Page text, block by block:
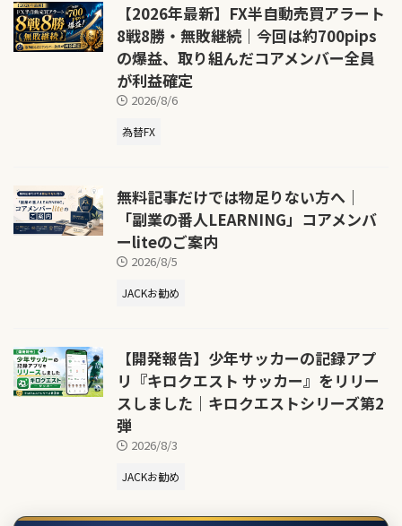
【2026年最新】FX半自動売買アラート
8戦8勝・無敗継続｜今回は約700pips
の爆益、取り組んだコアメンバー全員
が利益確定
2026/8/6
為替FX
無料記事だけでは物足りない方へ｜
「副業の番人LEARNING」コアメンバ
ーliteのご案内
2026/8/5
JACKお勧め
【開発報告】少年サッカーの記録アプ
リ『キロクエスト サッカー』をリリー
スしました｜キロクエストシリーズ第2
弾
2026/8/3
JACKお勧め